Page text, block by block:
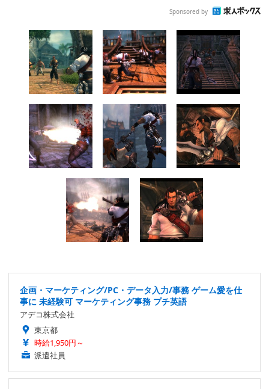
Sponsored by
企画・マーケティング/PC・データ入力/事務 ゲーム愛を仕
事に 未経験可 マーケティング事務 プチ英語
アデコ株式会社
東京都
時給1,950円～
派遣社員